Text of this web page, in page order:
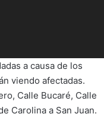
a causa de los
viendo afectadas.
Calle Bucaré, Calle
Carolina a San Juan.